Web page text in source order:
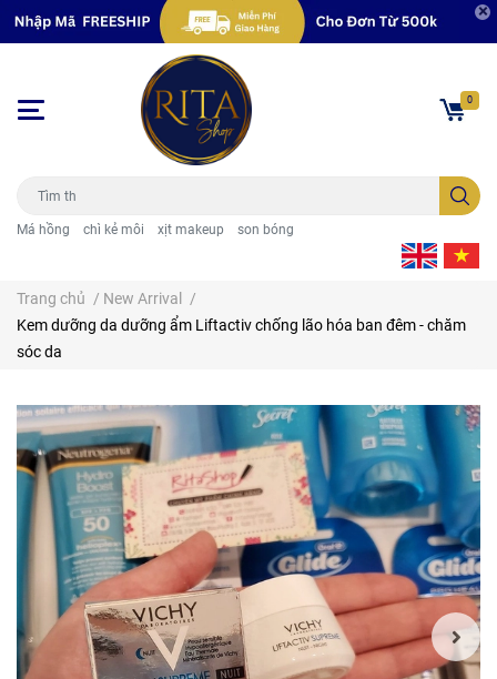
Má hồng chì kẻ môi xịt makeup son bóng
0
Trang chủ / New Arrival
/
Kem dưỡng da dưỡng ẩm Liftactiv chống lão hóa ban đêm - chăm
sóc da